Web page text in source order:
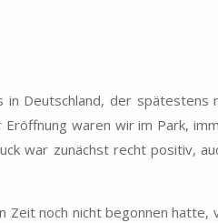
Deutschland, der spätestens
waren wir im Park,
war zunächst recht positiv,
noch nicht begonnen hatte,